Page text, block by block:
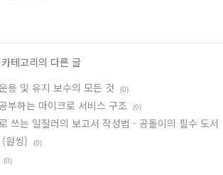
테고리의 다른 글
용 및 유지 보수의 모든 것
(0)
부하는 마이크로 서비스 구조 (0)
쓰는 일잘러의 보고서 작성법 - 공돌이의 필수 도서
원씽) (0)
(0)